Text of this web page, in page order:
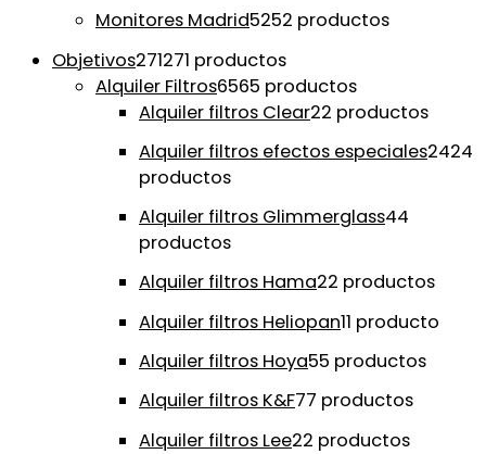
Monitores Madrid5252 productos
Objetivos271271 productos
Alquiler Filtros6565 productos
Alquiler filtros Clear22 productos
Alquiler filtros efectos especiales2424
productos
Alquiler filtros Glimmerglass44
productos
Alquiler filtros Hama22 productos
Alquiler filtros Heliopan11 producto
Alquiler filtros Hoya55 productos
Alquiler filtros K&F77 productos
Alquiler filtros Lee22 productos